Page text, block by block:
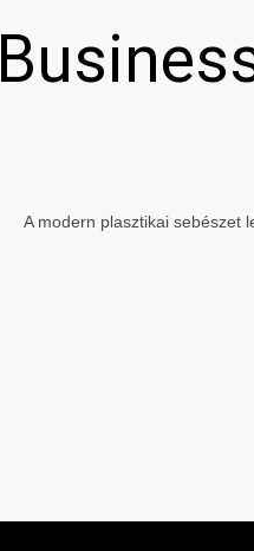
A modern plasztikai sebészet